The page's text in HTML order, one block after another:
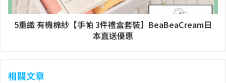
5重織 有機棉紗【手帕 3件禮盒套裝】BeaBeaCream日
本直送優惠
相關文章